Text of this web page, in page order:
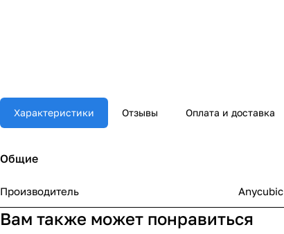
Характеристики Отзывы Оплата и доставка
Общие
Производитель Anycubic
Вам также может понравиться